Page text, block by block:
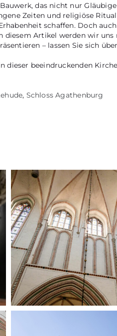
das nicht nur
Zeiten und religiöse
schaffen. Doch
Artikel werden wir
– lassen Sie sich
dieser beeindruckenden
, Schloss Agathenburg